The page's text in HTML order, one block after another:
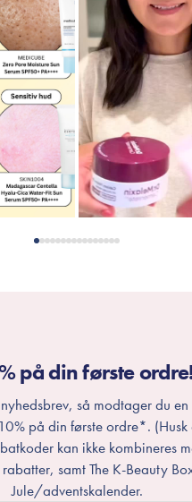
på din første
så modtager du
på din første ordre*. (Husk
kan ikke kombineres
samt The K-Beauty
Jule/adventskalender.